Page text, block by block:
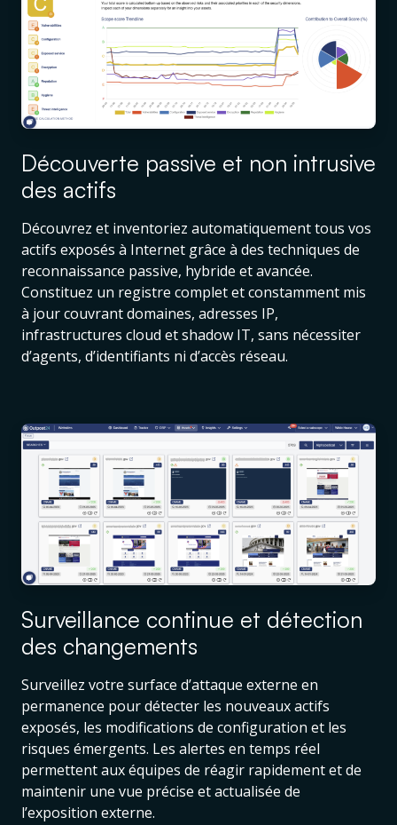
Découverte passive et non intrusive
des actifs
Découvrez et inventoriez automatiquement tous vos
actifs exposés à Internet grâce à des techniques de
reconnaissance passive, hybride et avancée.
Constituez un registre complet et constamment mis
à jour couvrant domaines, adresses IP,
infrastructures cloud et shadow IT, sans nécessiter
d’agents, d’identifiants ni d’accès réseau.
Surveillance continue et détection
des changements
Surveillez votre surface d’attaque externe en
permanence pour détecter les nouveaux actifs
exposés, les modifications de configuration et les
risques émergents. Les alertes en temps réel
permettent aux équipes de réagir rapidement et de
maintenir une vue précise et actualisée de
l’exposition externe.